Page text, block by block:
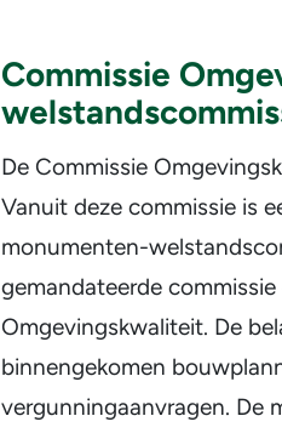
Commissie
De Commissie
Vanuit deze commissie is
monumenten-
gemandateerde
Omgevingskwaliteit. De
binnengekomen
vergunningaanvragen. De